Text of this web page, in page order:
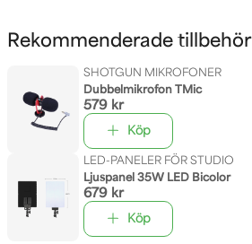
Rekommenderade tillbehör
SHOTGUN MIKROFONER
Dubbelmikrofon TMic
579 kr
Köp
LED-PANELER FÖR STUDIO
Ljuspanel 35W LED Bicolor
679 kr
Köp